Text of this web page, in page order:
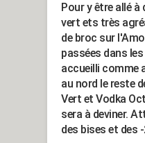
Pour y être allé
vert ets très
de broc sur
passées dans
accueilli comme
au nord le reste
Vert et Vodka
sera à deviner.
des bises et des